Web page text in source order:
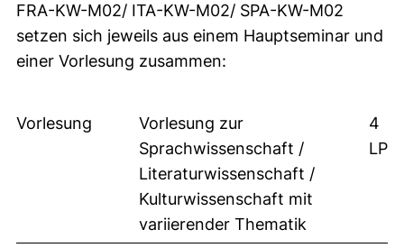
FRA-KW-M02/ ITA-KW-M02/ SPA-KW-M02
setzen sich jeweils aus einem Hauptseminar und
einer Vorlesung zusammen:
Vorlesung
Vorlesung zur
Sprachwissenschaft /
Literaturwissenschaft /
Kulturwissenschaft mit
variierender Thematik
4
LP